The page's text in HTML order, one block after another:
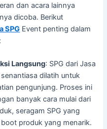
dan acara lainnya
dicoba. Berikut
SPG Event penting dalam
Langsung: SPG dari Jasa
dilatih untuk
pengunjung. Proses ini
banyak cara mulai dari
seragam SPG yang
produk yang menarik.